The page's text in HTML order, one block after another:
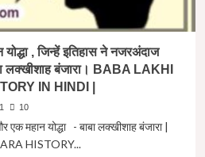
, जिन्हें इतिहास ने नजरअंदाज
लक्खीशाह बंजारा। BABA LAKHI
IN HINDI |
10
एक महान योद्धा - बाबा लक्खीशाह बंजारा |
HISTORY...